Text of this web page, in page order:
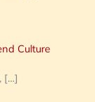
Culture
[…]